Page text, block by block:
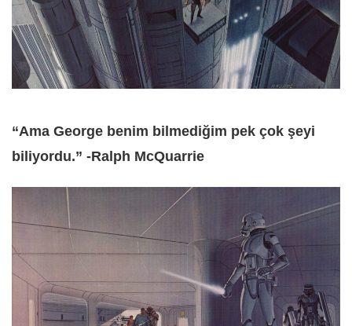
“Ama George benim bilmediğim pek çok şeyi
biliyordu.” -Ralph McQuarrie